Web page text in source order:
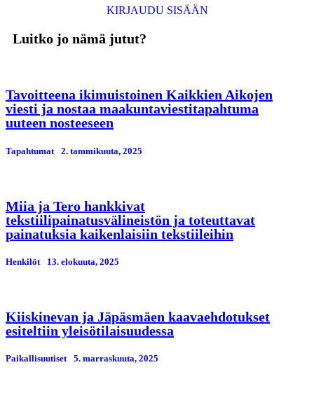
KIRJAUDU SISÄÄN
Luitko jo nämä jutut?
Tavoitteena ikimuistoinen Kaikkien Aikojen
viesti ja nostaa maakuntaviestitapahtuma
uuteen nosteeseen
Tapahtumat 2. tammikuuta, 2025
Miia ja Tero hankkivat
tekstiilipainatusvälineistön ja toteuttavat
painatuksia kaikenlaisiin tekstiileihin
Henkilöt 13. elokuuta, 2025
Kiiskinevan ja Jäpäsmäen kaavaehdotukset
esiteltiin yleisötilaisuudessa
Paikallisuutiset 5. marraskuuta, 2025